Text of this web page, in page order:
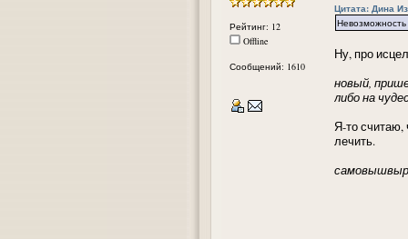
Рейтинг: 12
Offline
Сообщений: 1610
Цитата: Дина
Ну, про
новый,
либо на
Я-то считаю,
лечить.